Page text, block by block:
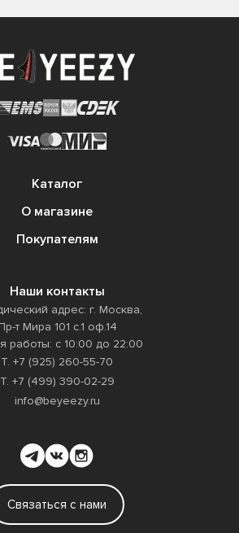
Каталог
О магазине
Покупателям
Наши контакты
адрес: г. Москва,
т Мира 101 с.1 оф.14
работы: с 10:00 до 22:00
Т. +7 (925) 260-55-70
Т. +7 (499) 390-02-29
info@beyeezy.ru
Связаться с нами